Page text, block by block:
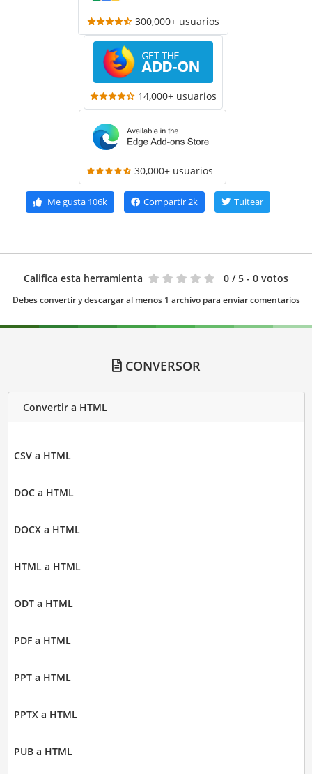
300,000+ usuarios
14,000+ usuarios
30,000+ usuarios
Me gusta106k Compartir2k Tuitear
Califica esta herramienta 0 / 5 - 0 votos
Debes convertir y descargar al menos 1 archivo para enviar comentarios
CONVERSOR
Convertir a HTML
CSV a HTML
DOC a HTML
DOCX a HTML
HTML a HTML
ODT a HTML
PDF a HTML
PPT a HTML
PPTX a HTML
PUB a HTML